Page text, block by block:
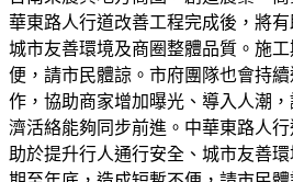
華東路人行道改善工程完成後，將
城市友善環境及商圈整體品質。施
便，請市民體諒。市府團隊也會持
作，協助商家增加曝光、導入人潮
濟活絡能夠同步前進。中華東路人
助於提升行人通行安全、城市友善